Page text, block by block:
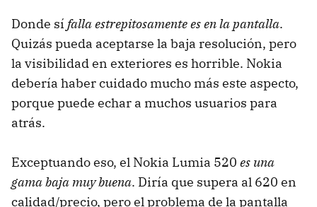
Donde sí falla estrepitosamente es en la pantalla.
Quizás pueda aceptarse la baja resolución, pero
la visibilidad en exteriores es horrible. Nokia
debería haber cuidado mucho más este aspecto,
porque puede echar a muchos usuarios para
atrás.
Exceptuando eso, el Nokia Lumia 520 es una
gama baja muy buena. Diría que supera al 620 en
calidad/precio, pero el problema de la pantalla